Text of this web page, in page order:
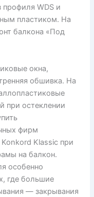
WDS и
пластиком. На
балкона «Под
окна,
обшивка. На
при остеклении
фирм
Klassic при
на балкон.
особенно
где большие
— закрывания